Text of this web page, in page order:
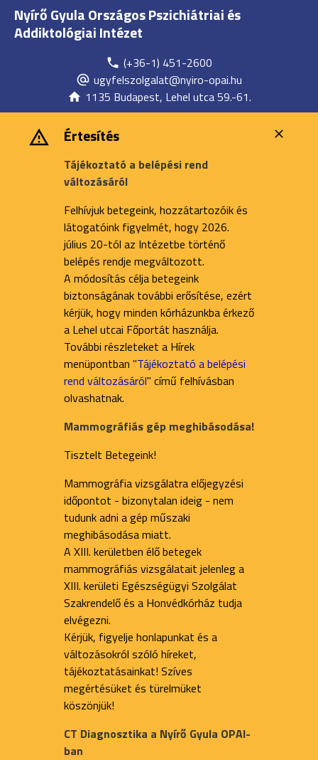
Nyírő Gyula Országos Pszichiátriai és
Addiktológiai Intézet
(+36-1) 451-2600
ugyfelszolgalat@nyiro-opai.hu
1135 Budapest, Lehel utca 59.-61.
Értesítés
Tájékoztató a belépési rend
változásáról
Felhívjuk betegeink, hozzátartozóik és
látogatóink figyelmét, hogy 2026.
július 20-tól az Intézetbe történő
belépés rendje megváltozott.
A módosítás célja betegeink
biztonságának további erősítése, ezért
kérjük, hogy minden kórházunkba érkező
a Lehel utcai Főportát használja.
További részleteket a Hírek
menüpontban "Tájékoztató a belépési
rend változásáról" című felhívásban
olvashatnak.
Mammográfiás gép meghibásodása!
Tisztelt Betegeink!
Mammográfia vizsgálatra előjegyzési
időpontot - bizonytalan ideig - nem
tudunk adni a gép műszaki
meghibásodása miatt.
A XIII. kerületben élő betegek
mammográfiás vizsgálatait jelenleg a
XIII. kerületi Egészségügyi Szolgálat
Szakrendelő és a Honvédkórház tudja
elvégezni.
Kérjük, figyelje honlapunkat és a
változásokról szóló híreket,
tájékoztatásainkat! Szíves
megértésüket és türelmüket
köszönjük!
CT Diagnosztika a Nyírő Gyula OPAI-
ban